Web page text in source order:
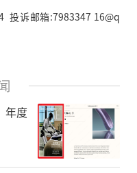
投诉邮箱:7983347 16@q
年度